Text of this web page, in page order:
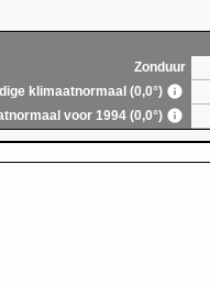
Zonduur
klimaatnormaal (0,0°)
voor 1994 (0,0°)